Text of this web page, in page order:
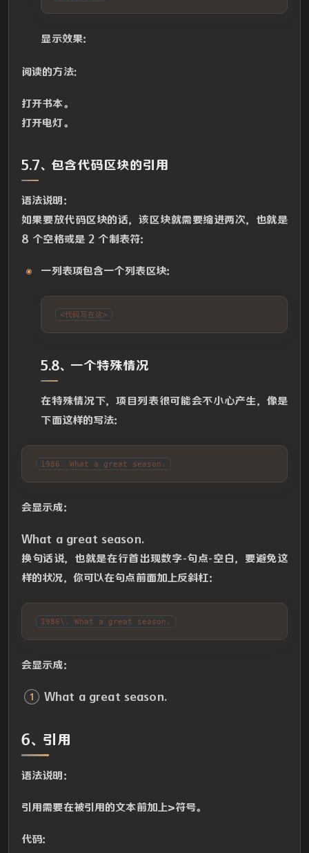
显示效果：
阅读的方法:
打开书本。
打开电灯。
5.7、包含代码区块的引用
语法说明：
如果要放代码区块的话，该区块就需要缩进两次，也就是
8 个空格或是 2 个制表符：
一列表项包含一个列表区块：
<代码写在这>
5.8、一个特殊情况
在特殊情况下，项目列表很可能会不小心产生，像是
下面这样的写法：
1986. What a great season.
会显示成：
What a great season.
换句话说，也就是在行首出现数字-句点-空白，要避免这
样的状况，你可以在句点前面加上反斜杠：
1986\. What a great season.
会显示成：
What a great season.
6、引用
语法说明：
引用需要在被引用的文本前加上>符号。
代码：